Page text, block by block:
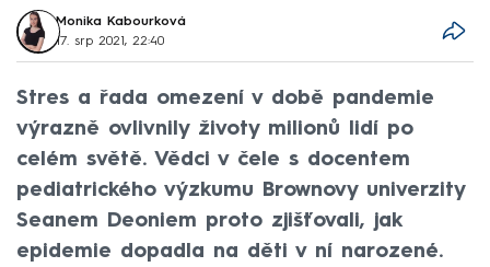
Monika Kabourková
17. srp 2021, 22:40
Stres a řada omezení v době pandemie
výrazně ovlivnily životy milionů lidí po
celém světě. Vědci v čele s docentem
pediatrického výzkumu Brownovy univerzity
Seanem Deoniem proto zjišťovali, jak
epidemie dopadla na děti v ní narozené.